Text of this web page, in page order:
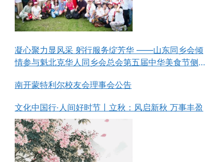
凝心聚力显风采 躬行服务绽芳华 ——山东同乡会倾
情参与魁北克华人同乡会总会第五届中华美食节侧
南开蒙特利尔校友会理事会公告
文化中国行·人间好时节丨立秋：风启新秋 万事丰盈